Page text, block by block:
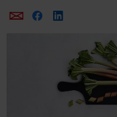
Prześlij e-mailem
Udostępnij na